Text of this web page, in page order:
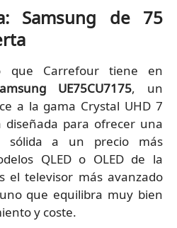
Samsung de 75
que Carrefour tiene en
UE75CU7175, un
a la gama Crystal UHD 7
diseñada para ofrecer una
sólida a un precio más
QLED o OLED de la
el televisor más avanzado
que equilibra muy bien
y coste.